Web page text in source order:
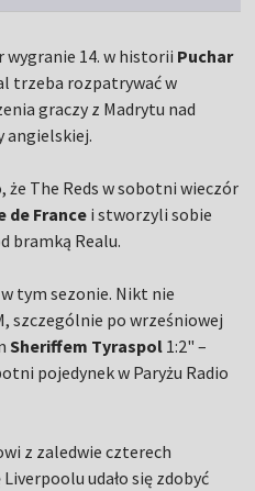
wygranie 14. w historii Puchar
trzeba rozpatrywać w
graczy z Madrytu nad
angielskiej.
że The Reds w sobotni wieczór
de France i stworzyli sobie
bramką Realu.
w tym sezonie. Nikt nie
szczególnie po wrześniowej
Sheriffem Tyraspol 1:2" –
pojedynek w Paryżu Radio
z zaledwie czterech
udało się zdobyć